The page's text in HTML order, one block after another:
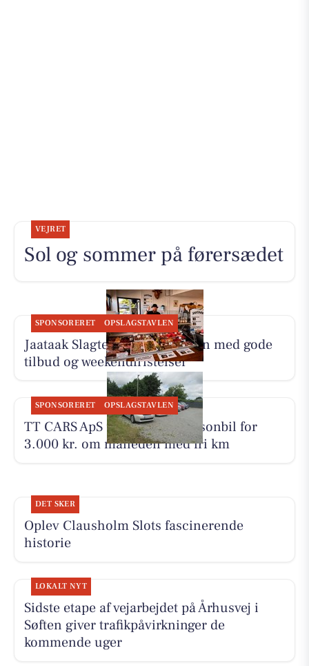
VEJRET
Sol og sommer på førersædet
SPONSORERET OPSLAGSTAVLEN
Jaataak Slagteren fylder disken med gode
tilbud og weekendfristelser
SPONSORERET OPSLAGSTAVLEN
TT CARS ApS udlejer lille personbil for
3.000 kr. om måneden med fri km
DET SKER
Oplev Clausholm Slots fascinerende
historie
LOKALT NYT
Sidste etape af vejarbejdet på Århusvej i
Søften giver trafikpåvirkninger de
kommende uger